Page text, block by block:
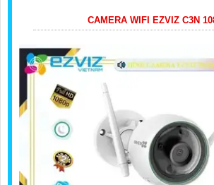
CAMERA WIFI EZVIZ C3N